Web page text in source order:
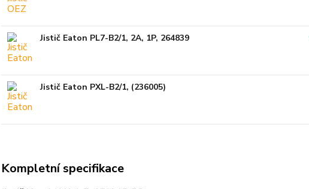
Jistič Eaton PL7-B2/1, 2A, 1P, 264839
Jistič Eaton PXL-B2/1, (236005)
Kompletní specifikace